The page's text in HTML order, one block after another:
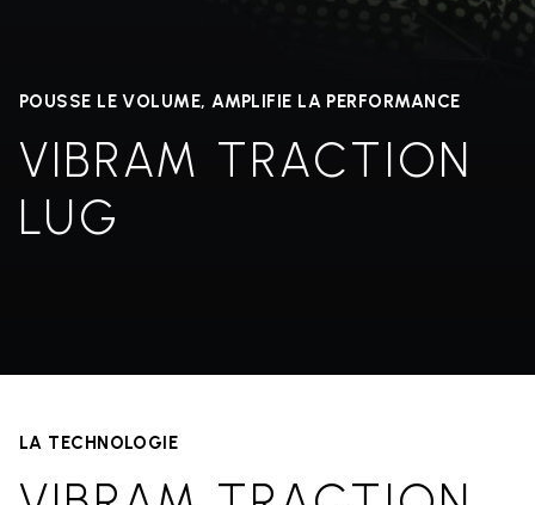
POUSSE LE VOLUME, AMPLIFIE LA PERFORMANCE
VIBRAM TRACTION
LUG
LA TECHNOLOGIE